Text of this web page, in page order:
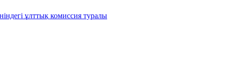
ұлттық комиссия туралы